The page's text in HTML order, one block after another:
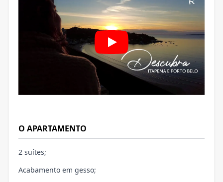
O APARTAMENTO
2 suítes;
Acabamento em gesso;